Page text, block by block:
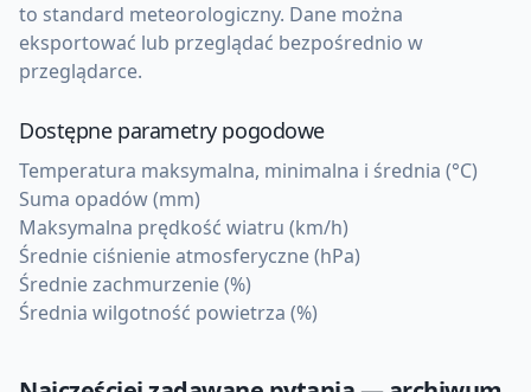
to standard meteorologiczny. Dane można
eksportować lub przeglądać bezpośrednio w
przeglądarce.
Dostępne parametry pogodowe
Temperatura maksymalna, minimalna i średnia (°C)
Suma opadów (mm)
Maksymalna prędkość wiatru (km/h)
Średnie ciśnienie atmosferyczne (hPa)
Średnie zachmurzenie (%)
Średnia wilgotność powietrza (%)